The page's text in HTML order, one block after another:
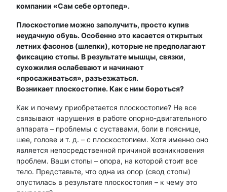
компании «Сам себе ортопед».
Плоскостопие можно заполучить, просто купив
неудачную обувь. Особенно это касается открытых
летних фасонов (шлепки), которые не предполагают
фиксацию стопы. В результате мышцы, связки,
сухожилия ослабевают и начинают
«просаживаться», разъезжаться.
Возникает плоскостопие. Как с ним бороться?
Как и почему приобретается плоскостопие? Не все
связывают нарушения в работе опорно-двигательного
аппарата – проблемы с суставами, боли в пояснице,
шее, голове и т. д. – с плоскостопием. Хотя именно оно
является непосредственной причиной возникновения
проблем. Ваши стопы – опора, на которой стоит все
тело. Представьте, что одна из опор (свод стопы)
опустилась в результате плоскостопия – к чему это